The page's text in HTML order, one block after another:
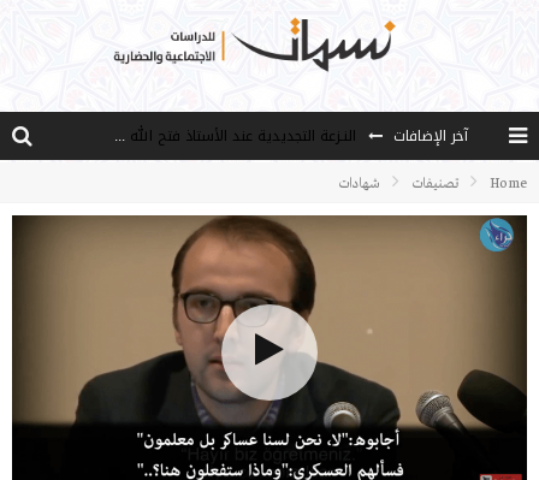
آخر الإضافات
النـزعة التجديدية عند الأستاذ فتح الله كولن
الأستاذ عالما عارفا حكيما
مصادر العلم وسببه
Home تصنيفات شهادات